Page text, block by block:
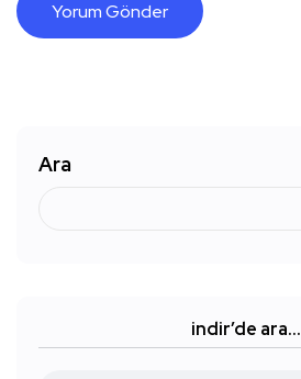
Ara
indir’de ara…